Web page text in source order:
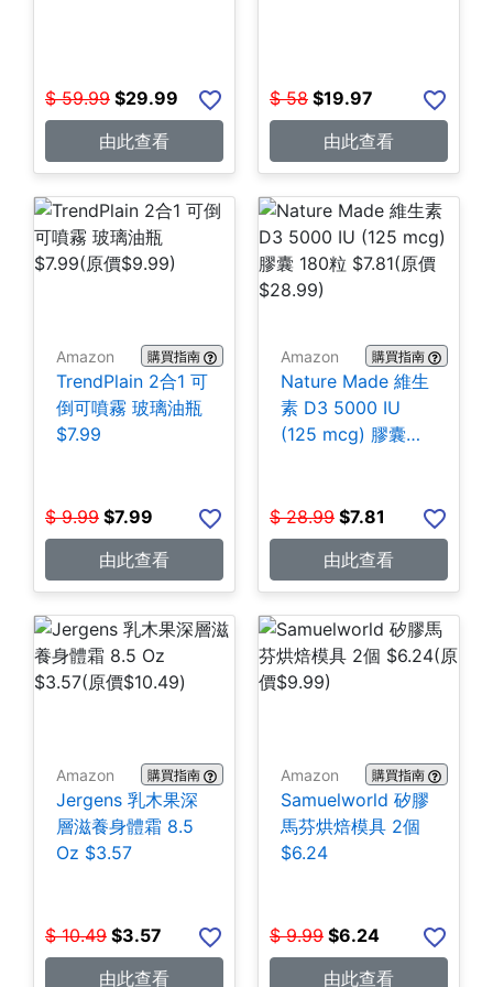
$ 59.99 $29.99
由此查看
$ 58 $19.97
由此查看
Amazon 購買指南
TrendPlain 2合1 可
倒可噴霧 玻璃油瓶
$7.99
$ 9.99 $7.99
由此查看
Amazon 購買指南
Nature Made 維生
素 D3 5000 IU
(125 mcg) 膠囊
$ 28.99 $7.81
由此查看
Amazon 購買指南
Jergens 乳木果深
層滋養身體霜 8.5
Oz $3.57
$ 10.49 $3.57
由此查看
Amazon 購買指南
Samuelworld 矽膠
馬芬烘焙模具 2個
$6.24
$ 9.99 $6.24
由此查看